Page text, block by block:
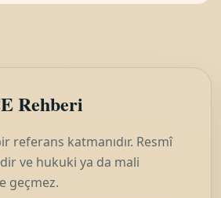
Rehberi
referans katmanıdır. Resmî
ve hukuki ya da mali
geçmez.